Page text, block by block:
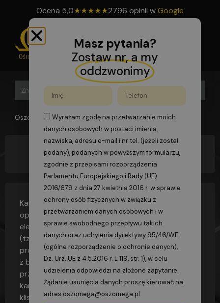
Ocena 5,0★★★★★2796 opinii wGoogle
Search
for:
Search
Oszomega>FAQs> Jak działa kamera termowizyjna?
Jak działa kamera termowizyjna?
Kamera termowizyjna to urządzenie działające w
oparciu o detekcję energii fal
elektromagnetycznych w zakresie od 7 do 14 µm
(tzw. daleka podczerwień).Kamera rejestruje
promieniowanie podczerwone, wypromieniowane
z badanego celu. Promieniowanie to przechodzi
przez soczewkę i skupia się na detektorze
kamery, tak samo jak promieniowanie widzialne na
kliszy aparatu fotograficznego.
Masz pytania?
Zostaw nr, a my
oddzwonimy
Wyrażam zgodę na przetwarzanie moich
danych osobowych w postaci imienia,
nazwiska, adresu e-mail i nr tel. (jeżeli został
podany), podanych w powyższym formularzu,
zgodnie z przepisami rozporządzenia
Parlamentu Europejskiego i Rady (UE)
2016/679 z dnia 27 kwietnia 2016 r. w sprawie
ochrony osób fizycznych w związku z
przetwarzaniem danych osobowych i w
sprawie swobodnego przepływu takich
danych oraz uchylenia dyrektywy 95/46/WE
(ogólne rozporządzenie o ochronie danych),
Dz. Urz. UE z 4.5.2016 r. L 119, str. 1), w celu
udzielenia odpowiedzi na złożone zapytanie.
Żądanie usunięcia danych proszę kierować na
adres oszomega@oszomega.pl